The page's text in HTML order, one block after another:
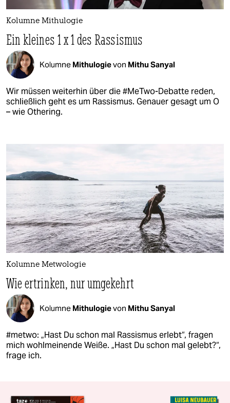
Kolumne Mithulogie
Ein kleines 1 x 1 des Rassismus
Kolumne Mithulogievon Mithu Sanyal
Wir müssen weiterhin über die #MeTwo-Debatte reden,
schließlich geht es um Rassismus. Genauer gesagt um O
– wie Othering.
Kolumne Metwologie
Wie ertrinken, nur umgekehrt
Kolumne Mithulogievon Mithu Sanyal
#metwo: „Hast Du schon mal Rassismus erlebt“, fragen
mich wohlmeinende Weiße. „Hast Du schon mal gelebt?“,
frage ich.